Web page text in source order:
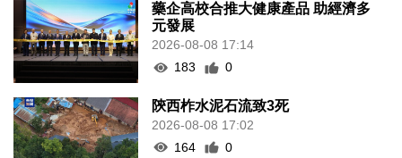
藥企高校合推大健康產品 助經濟多
元發展
2026-08-08 17:14
183
0
陝西柞水泥石流致3死
2026-08-08 17:02
164
0